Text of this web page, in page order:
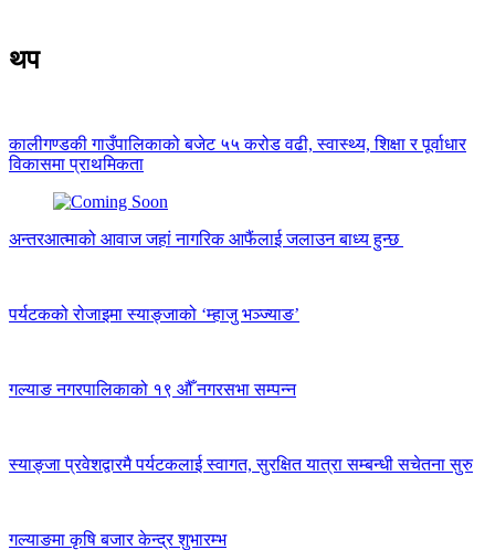
थप
कालीगण्डकी गाउँपालिकाको बजेट ५५ करोड वढी, स्वास्थ्य, शिक्षा र पूर्वाधार
विकासमा प्राथमिकता
अन्तरआत्माको आवाज जहां नागरिक आफैंलाई जलाउन बाध्य हुन्छ
पर्यटकको रोजाइमा स्याङ्जाको ‘म्हाजु भञ्ज्याङ’
गल्याङ नगरपालिकाको १९ औँ नगरसभा सम्पन्न
स्याङ्जा प्रवेशद्वारमै पर्यटकलाई स्वागत, सुरक्षित यात्रा सम्बन्धी सचेतना सुरु
गल्याङमा कृषि बजार केन्द्र शुभारम्भ